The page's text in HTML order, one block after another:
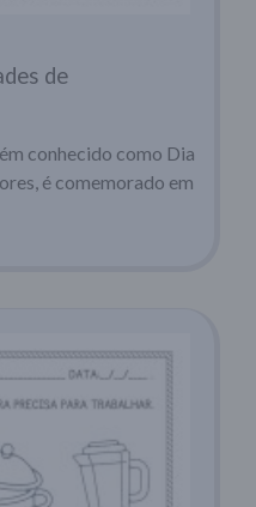
de
conhecido como Dia
é comemorado em